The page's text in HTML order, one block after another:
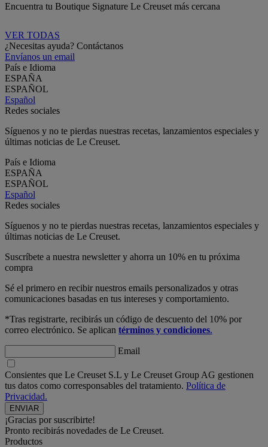
Encuentra tu Boutique Signature Le Creuset más cercana
VER TODAS
¿Necesitas ayuda? Contáctanos
Envíanos un email
País e Idioma
ESPAÑA
ESPAÑOL
Español
Redes sociales
Síguenos y no te pierdas nuestras recetas, lanzamientos especiales y
últimas noticias de Le Creuset.
País e Idioma
ESPAÑA
ESPAÑOL
Español
Redes sociales
Síguenos y no te pierdas nuestras recetas, lanzamientos especiales y
últimas noticias de Le Creuset.
Suscríbete a nuestra newsletter y ahorra un 10% en tu próxima
compra
Sé el primero en recibir nuestros emails personalizados y otras
comunicaciones basadas en tus intereses y comportamiento.
*Tras registrarte, recibirás un código de descuento del 10% por
correo electrónico. Se aplican términos y condiciones.
Email
Consientes que Le Creuset S.L y Le Creuset Group AG gestionen
tus datos como corresponsables del tratamiento. Política de
Privacidad.
¡Gracias por suscribirte!
Pronto recibirás novedades de Le Creuset.
Productos